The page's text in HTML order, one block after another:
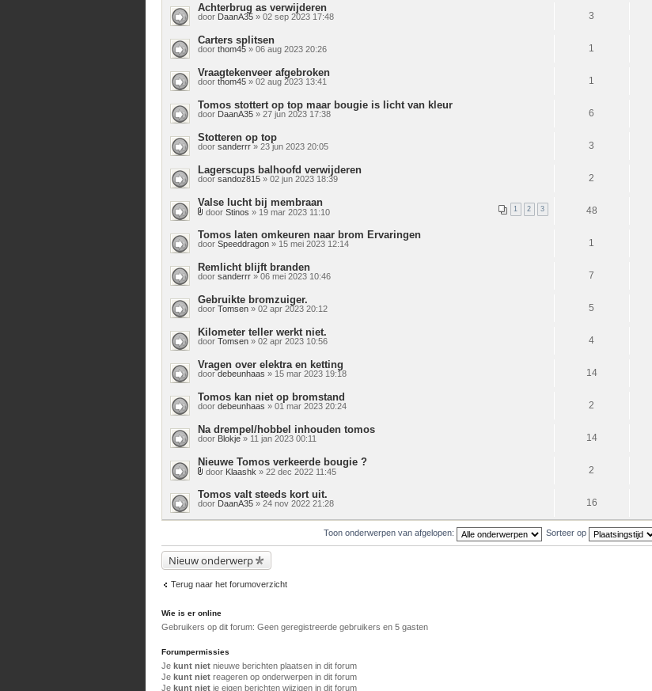
Achterbrug as verwijderen
door DaanA35» 02 sep 2023 17:48 3
Carters splitsen
door thom45» 06 aug 2023 20:26 1
Vraagtekenveer afgebroken
door thom45» 02 aug 2023 13:41 1
Tomos stottert op top maar bougie is licht van kleur
door DaanA35» 27 jun 2023 17:38 6
Stotteren op top
door sanderrr» 23 jun 2023 20:05 3
Lagerscups balhoofd verwijderen
door sandoz815» 02 jun 2023 18:39 2
Valse lucht bij membraan
1 2 3
door Stinos » 19 mar 2023 11:10 48
Tomos laten omkeuren naar brom Ervaringen
door Speeddragon» 15 mei 2023 12:14 1
Remlicht blijft branden
door sanderrr» 06 mei 2023 10:46 7
Gebruikte bromzuiger.
door Tomsen» 02 apr 2023 20:12 5
Kilometer teller werkt niet.
door Tomsen» 02 apr 2023 10:56 4
Vragen over elektra en ketting
doordebeunhaas » 15 mar 2023 19:18 14
Tomos kan niet op bromstand
door debeunhaas » 01 mar 2023 20:24 2
Na drempel/hobbel inhouden tomos
door Blokje» 11 jan 2023 00:11 14
Nieuwe Tomos verkeerde bougie ?
door Klaashk » 22 dec 2022 11:45 2
Tomos valt steeds kort uit.
door DaanA35» 24 nov 2022 21:28 16
Toon onderwerpen van afgelopen: Sorteer op
Nieuw onderwerp
Terug naar het forumoverzicht
Wie is er online
Gebruikers op dit forum: Geen geregistreerde gebruikers en 5 gasten
Forumpermissies
Je kunt nietnieuwe berichten plaatsen in dit forum
Je kunt nietreageren op onderwerpen in dit forum
Je kunt nietje eigen berichten wijzigen in dit forum